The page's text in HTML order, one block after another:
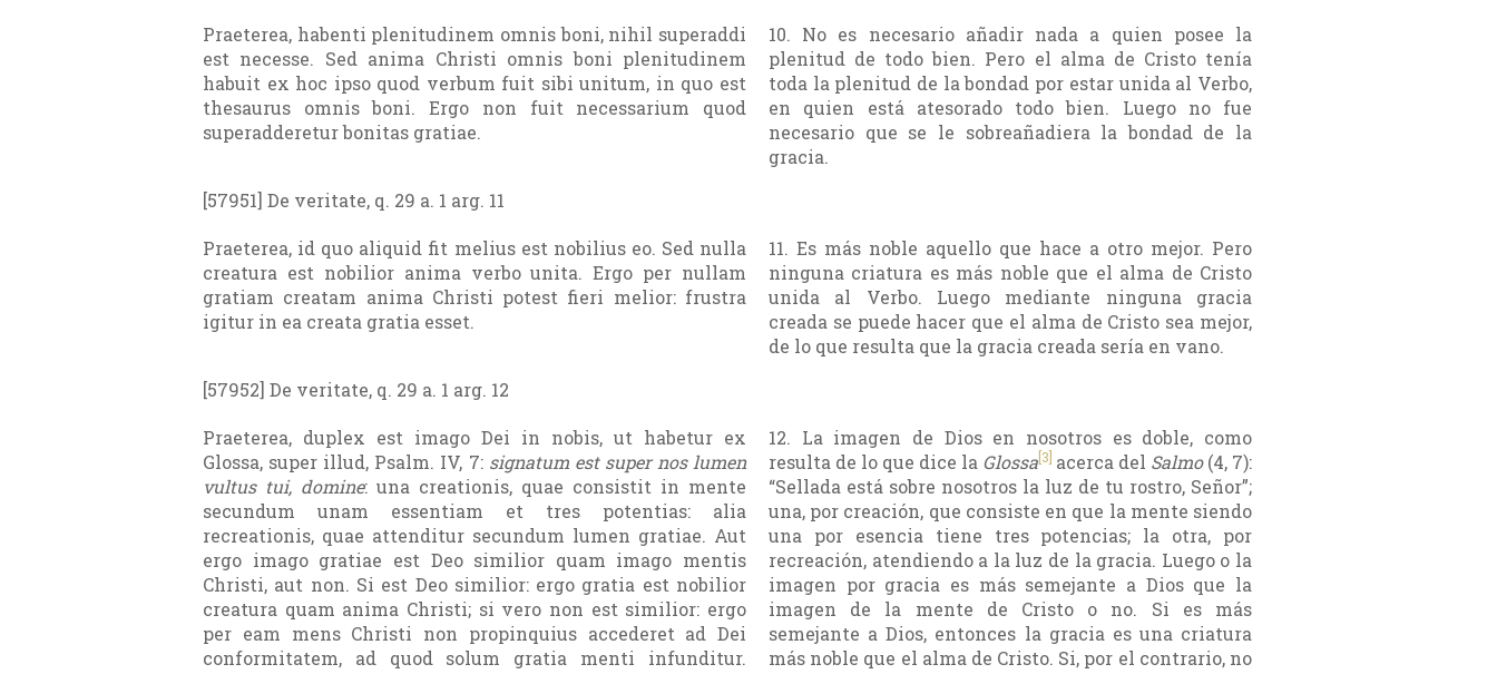
Praeterea, habenti plenitudinem omnis boni, nihil superaddi
est necesse. Sed anima Christi omnis boni plenitudinem
habuit ex hoc ipso quod verbum fuit sibi unitum, in quo est
thesaurus omnis boni. Ergo non fuit necessarium quod
superadderetur bonitas gratiae.
10. No es necesario añadir nada a quien posee la
plenitud de todo bien. Pero el alma de Cristo tenía
toda la plenitud de la bondad por estar unida al Verbo,
en quien está atesorado todo bien. Luego no fue
necesario que se le sobreañadiera la bondad de la
gracia.
[57951] De veritate, q. 29 a. 1 arg. 11
Praeterea, id quo aliquid fit melius est nobilius eo. Sed nulla
creatura est nobilior anima verbo unita. Ergo per nullam
gratiam creatam anima Christi potest fieri melior: frustra
igitur in ea creata gratia esset.
11. Es más noble aquello que hace a otro mejor. Pero
ninguna criatura es más noble que el alma de Cristo
unida al Verbo. Luego mediante ninguna gracia
creada se puede hacer que el alma de Cristo sea mejor,
de lo que resulta que la gracia creada sería en vano.
[57952] De veritate, q. 29 a. 1 arg. 12
Praeterea, duplex est imago Dei in nobis, ut habetur ex
Glossa, super illud, Psalm. IV, 7: signatum est super nos lumen
vultus tui, domine: una creationis, quae consistit in mente
secundum unam essentiam et tres potentias: alia
recreationis, quae attenditur secundum lumen gratiae. Aut
ergo imago gratiae est Deo similior quam imago mentis
Christi, aut non. Si est Deo similior: ergo gratia est nobilior
creatura quam anima Christi; si vero non est similior: ergo
per eam mens Christi non propinquius accederet ad Dei
conformitatem, ad quod solum gratia menti infunditur.
12. La imagen de Dios en nosotros es doble, como
resulta de lo que dice la Glossa[3] acerca del Salmo(4, 7):
“Sellada está sobre nosotros la luz de tu rostro, Señor”;
una, por creación, que consiste en que la mente siendo
una por esencia tiene tres potencias; la otra, por
recreación, atendiendo a la luz de la gracia. Luego o la
imagen por gracia es más semejante a Dios que la
imagen de la mente de Cristo o no. Si es más
semejante a Dios, entonces la gracia es una criatura
más noble que el alma de Cristo. Si, por el contrario, no